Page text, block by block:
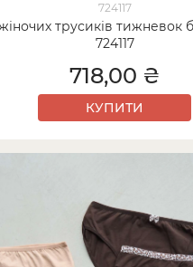
724117
трусиків тижневок
724117
718,00 ₴
КУПИТИ